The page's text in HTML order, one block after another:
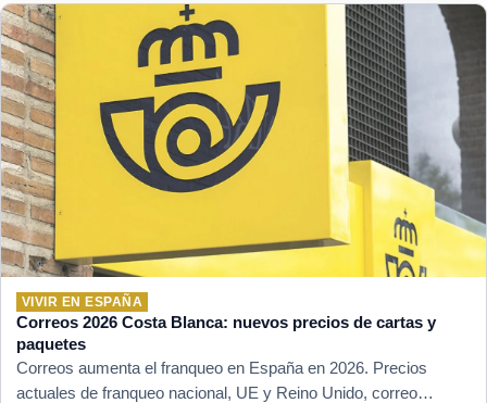
VIVIR EN ESPAÑA
Correos 2026 Costa Blanca: nuevos precios de cartas y
paquetes
Correos aumenta el franqueo en España en 2026. Precios
actuales de franqueo nacional, UE y Reino Unido, correo…